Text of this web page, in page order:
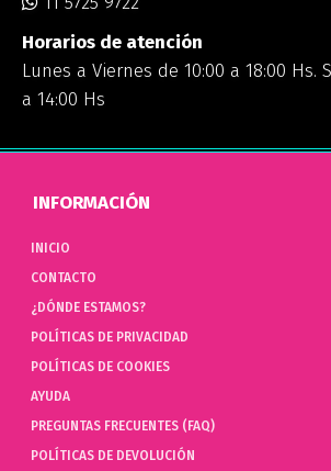
Horarios de atención
Lunes a Viernes de 10:00 a 18:00 Hs.
a 14:00 Hs
INFORMACIÓN
INICIO
CONTACTO
¿DÓNDE ESTAMOS?
POLÍTICAS DE PRIVACIDAD
POLÍTICAS DE COOKIES
AYUDA
PREGUNTAS FRECUENTES (FAQ)
POLÍTICAS DE DEVOLUCIÓN